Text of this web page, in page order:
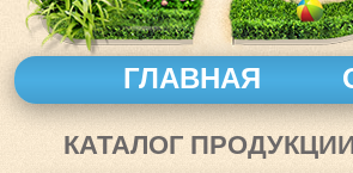
ГЛАВНАЯ
КАТАЛОГ